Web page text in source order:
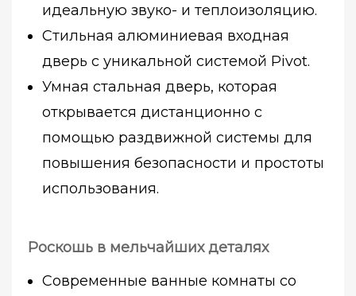
идеальную звуко- и теплоизоляцию.
Стильная алюминиевая входная
дверь с уникальной системой Pivot.
Умная стальная дверь, которая
открывается дистанционно с
помощью раздвижной системы для
повышения безопасности и простоты
использования.
Роскошь в мельчайших деталях
Современные ванные комнаты со